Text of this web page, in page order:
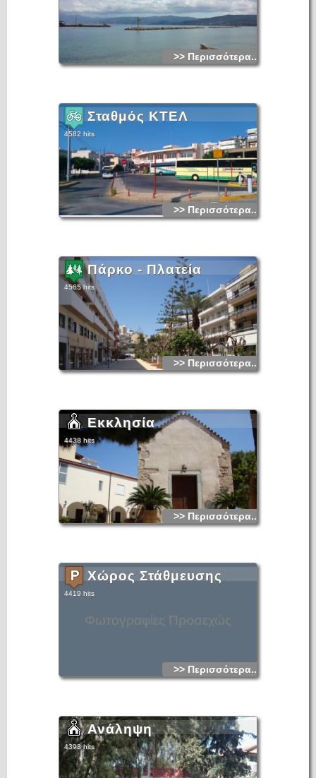
>> Περισσότερα...
Σταθμός ΚΤΕΛ
4582 hits
>> Περισσότερα...
Πάρκο - Πλατεία
4565 hits
>> Περισσότερα...
Εκκλησία
4438 hits
>> Περισσότερα...
Φωτογραφίες Προσεχώς
Χώρος Στάθμευσης
4419 hits
>> Περισσότερα...
Ανάληψη
4393 hits